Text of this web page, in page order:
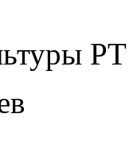
РТ